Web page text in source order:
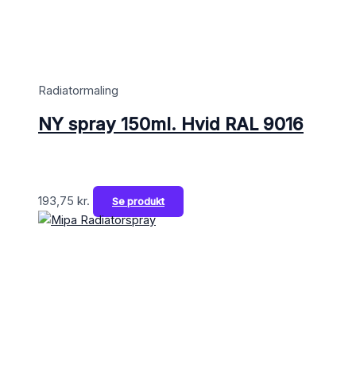
Radiatormaling
NY spray 150ml. Hvid RAL 9016
193,75 kr. Se produkt